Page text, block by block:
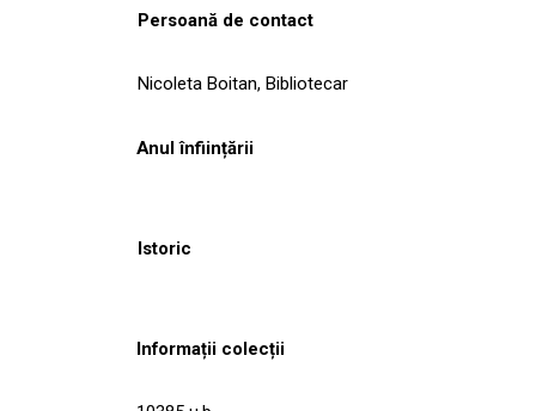
Persoană de contact
Nicoleta Boitan, Bibliotecar
Anul înființării
Istoric
Informații colecții